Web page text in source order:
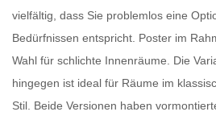
vielfältig, dass Sie problemlos eine
Bedürfnissen entspricht. Poster im
Wahl für schlichte Innenräume. Die
hingegen ist ideal für Räume im
Stil. Beide Versionen haben